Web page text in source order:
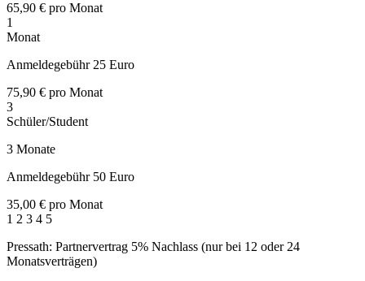
65,90 € pro Monat
1
Monat
Anmeldegebühr 25 Euro
75,90 € pro Monat
3
Schüler/Student
3 Monate
Anmeldegebühr 50 Euro
35,00 € pro Monat
1 2 3 4 5
Pressath: Partnervertrag 5% Nachlass (nur bei 12 oder 24
Monatsverträgen)